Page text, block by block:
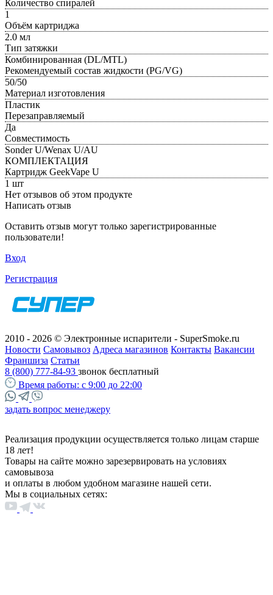
Количество спиралей
1
Объём картриджа
2.0 мл
Тип затяжки
Комбинированная (DL/MTL)
Рекомендуемый состав жидкости (PG/VG)
50/50
Материал изготовления
Пластик
Перезаправляемый
Да
Совместимость
Sonder U/Wenax U/AU
КОМПЛЕКТАЦИЯ
Картридж GeekVape U
1 шт
Нет отзывов об этом продукте
Написать отзыв
Оставить отзыв могут только зарегистрированные
пользователи!
Вход
Регистрация
2010 - 2026 © Электронные испарители - SuperSmoke.ru
Новости Самовывоз Адреса магазинов Контакты Вакансии
Франшиза Статьи
8 (800) 777-84-93 звонок бесплатный
Время работы: с 9:00 до 22:00
задать вопрос менеджеру
Реализация продукции осуществляется только лицам старше
18 лет!
Товары на сайте можно зарезервировать на условиях
самовывоза
и оплаты в любом удобном магазине нашей сети.
Мы в социальных сетях: